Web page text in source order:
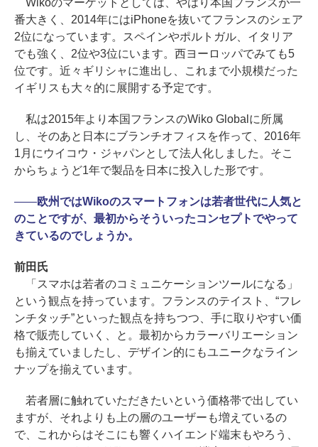
番大きく、2014年にはiPhoneを抜いてフランスのシェア
2位になっています。スペインやポルトガル、イタリア
でも強く、2位や3位にいます。西ヨーロッパでみても5
位です。近々ギリシャに進出し、これまで小規模だった
イギリスも大々的に展開する予定です。
私は2015年より本国フランスのWiko Globalに所属
し、そのあと日本にブランチオフィスを作って、2016年
1月にウイコウ・ジャパンとして法人化しました。そこ
からちょうど1年で製品を日本に投入した形です。
――欧州ではWikoのスマートフォンは若者世代に人気と
のことですが、最初からそういったコンセプトでやって
きているのでしょうか。
前田氏
「スマホは若者のコミュニケーションツールになる」
という観点を持っています。フランスのテイスト、“フレ
ンチタッチ”といった観点を持ちつつ、手に取りやすい価
格で販売していく、と。最初からカラーバリエーション
も揃えていましたし、デザイン的にもユニークなライン
ナップを揃えています。
若者層に触れていただきたいという価格帯で出してい
ますが、それよりも上の層のユーザーも増えているの
で、これからはそこにも響くハイエンド端末もやろう、